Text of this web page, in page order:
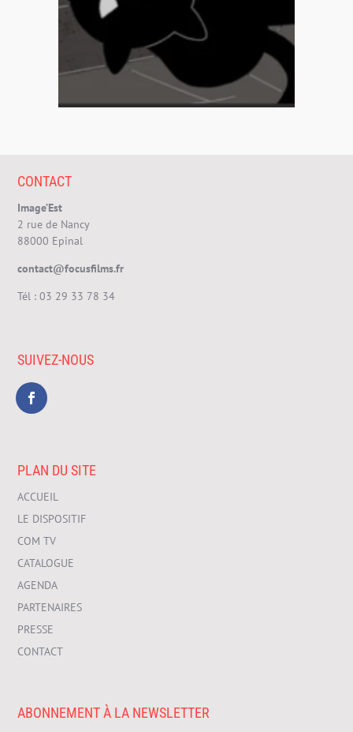
CONTACT
Image’Est
2 rue de Nancy
88000 Epinal
contact@focusfilms.fr
Tél :03 29 33 78 34
SUIVEZ-NOUS
PLAN DU SITE
ACCUEIL
LE DISPOSITIF
COM TV
CATALOGUE
AGENDA
PARTENAIRES
PRESSE
CONTACT
ABONNEMENT À LA NEWSLETTER